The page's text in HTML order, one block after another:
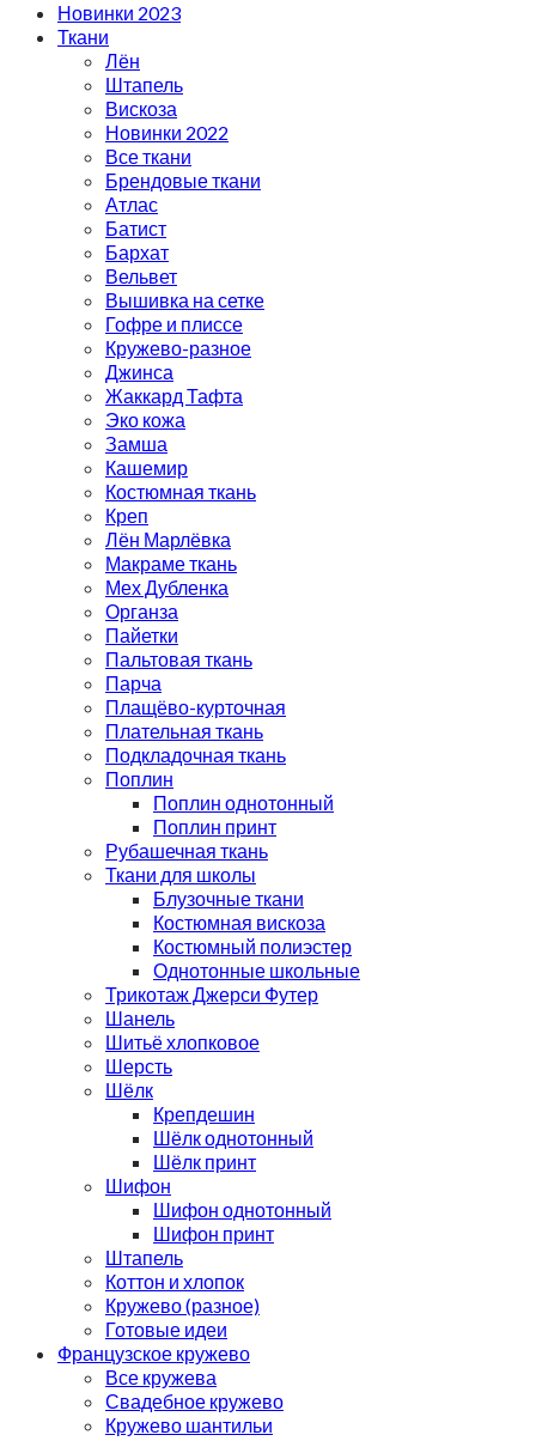
Новинки 2023
Ткани
Лён
Штапель
Вискоза
Новинки 2022
Все ткани
Брендовые ткани
Атлас
Батист
Бархат
Вельвет
Вышивка на сетке
Гофре и плиссе
Кружево-разное
Джинса
Жаккард Тафта
Эко кожа
Замша
Кашемир
Костюмная ткань
Креп
Лён Марлёвка
Макраме ткань
Мех Дубленка
Органза
Пайетки
Пальтовая ткань
Парча
Плащёво-курточная
Плательная ткань
Подкладочная ткань
Поплин
Поплин однотонный
Поплин принт
Рубашечная ткань
Ткани для школы
Блузочные ткани
Костюмная вискоза
Костюмный полиэстер
Однотонные школьные
Трикотаж Джерси Футер
Шанель
Шитьё хлопковое
Шерсть
Шёлк
Крепдешин
Шёлк однотонный
Шёлк принт
Шифон
Шифон однотонный
Шифон принт
Штапель
Коттон и хлопок
Кружево (разное)
Готовые идеи
Французское кружево
Все кружева
Свадебное кружево
Кружево шантильи